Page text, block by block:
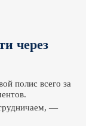
через
полис всего за
—